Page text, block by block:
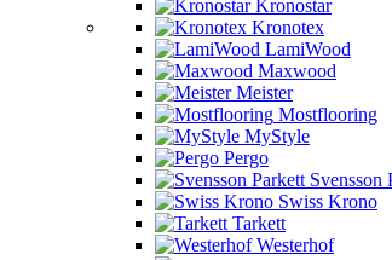
Kronostar
Kronotex
LamiWood
Maxwood
Meister
Mostflooring
MyStyle
Pergo
Svensson
Swiss Krono
Tarkett
Westerhof